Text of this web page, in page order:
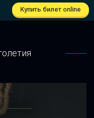
Купить билет online